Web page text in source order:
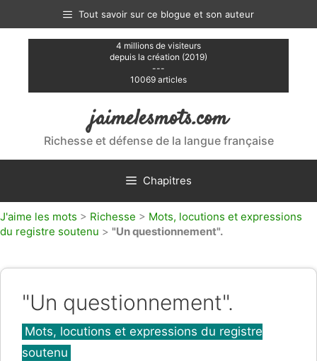
contenu
Tout savoir sur ce blogue et son auteur
4 millions de visiteurs
depuis la création (2019)
---
10069 articles
jaimelesmots.com
Richesse et défense de la langue française
Chapitres
J'aime les mots > Richesse > Mots, locutions et expressions
du registre soutenu > "Un questionnement".
"Un questionnement".
Catégories
Mots, locutions et expressions du registre
soutenu